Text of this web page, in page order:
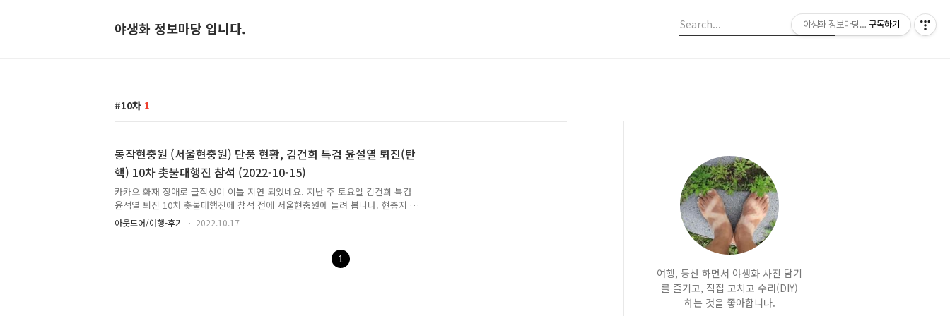
야생화 정보마당 입니다.
10차 1
동작현충원 (서울현충원) 단풍 현황, 김건희 특검 윤설열 퇴진(탄
핵) 10차 촛불대행진 참석 (2022-10-15)
카카오 화재 장애로 글작성이 이틀 지연 되었네요. 지난 주 토요일 김건희 특검
윤석열 퇴진 10차 촛불대행진에 참석 전에 서울현충원에 들려 봅니다. 현충지 현
충지 연꽃은 없고, 수련이 몇송이 보입니다. 수련 2주 지나면 단풍이 절정일 것
같습니다. 현충지 - 지금도 충분히 멋지네요 수련 수련 수련 수련 단풍나무의 단
꽃필때도 이쁘던데 단풍지니 만만치 않네요. 수양벚나무 산국 사위질빵 - 열매
쇠별꽃 서울현충원 모습 가막사리 솔내길 여름 수해로 쓸린 현장. 동작동에 국지
아웃도어/여행-후기 2022.10.17
1
여행, 등산 하면서 야생화 사진 담기
를 즐기고, 직접 고치고 수리(DIY)
하는 것을 좋아합니다.
야생화 정보마당 입니다.
구독하기